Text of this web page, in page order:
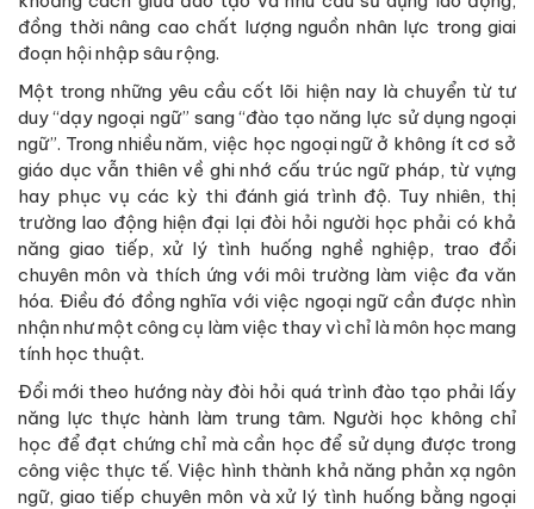
đồng thời nâng cao chất lượng nguồn nhân lực trong giai
đoạn hội nhập sâu rộng.
Một trong những yêu cầu cốt lõi hiện nay là chuyển từ tư
duy “dạy ngoại ngữ” sang “đào tạo năng lực sử dụng ngoại
ngữ”. Trong nhiều năm, việc học ngoại ngữ ở không ít cơ sở
giáo dục vẫn thiên về ghi nhớ cấu trúc ngữ pháp, từ vựng
hay phục vụ các kỳ thi đánh giá trình độ. Tuy nhiên, thị
trường lao động hiện đại lại đòi hỏi người học phải có khả
năng giao tiếp, xử lý tình huống nghề nghiệp, trao đổi
chuyên môn và thích ứng với môi trường làm việc đa văn
hóa. Điều đó đồng nghĩa với việc ngoại ngữ cần được nhìn
nhận như một công cụ làm việc thay vì chỉ là môn học mang
tính học thuật.
Đổi mới theo hướng này đòi hỏi quá trình đào tạo phải lấy
năng lực thực hành làm trung tâm. Người học không chỉ
học để đạt chứng chỉ mà cần học để sử dụng được trong
công việc thực tế. Việc hình thành khả năng phản xạ ngôn
ngữ, giao tiếp chuyên môn và xử lý tình huống bằng ngoại